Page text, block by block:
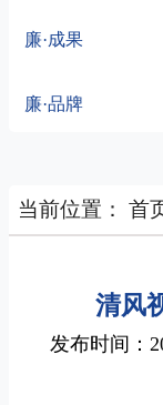
廉·成果
廉·品牌
当前位置： 首
清风
发布时间：